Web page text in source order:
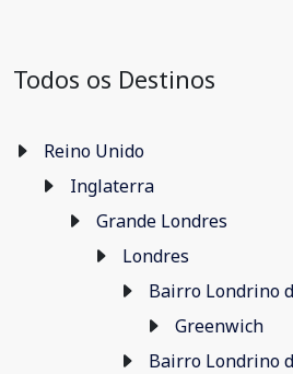
Todos os Destinos
Reino Unido
Inglaterra
Grande Londres
Londres
Bairro Londrino
Greenwich
Bairro Londrino